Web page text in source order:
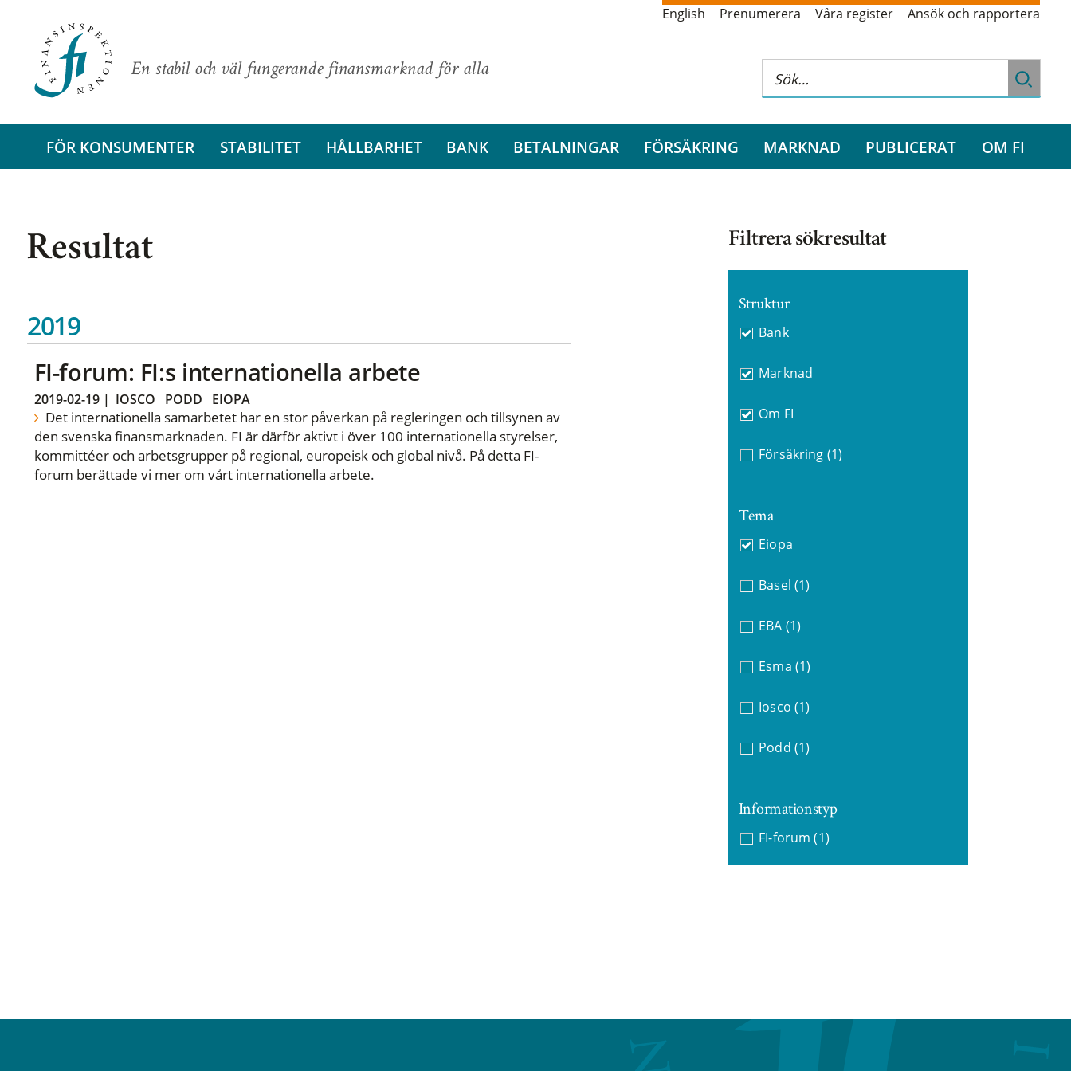
En stabil och väl fungerande finansmarknad för alla
English Prenumerera Våra register Ansök och rapportera
FÖR KONSUMENTER STABILITET HÅLLBARHET BANK BETALNINGAR FÖRSÄKRING MARKNAD PUBLICERAT OM FI
Resultat
2019
FI-forum: FI:s internationella arbete
2019-02-19| IOSCO PODD EIOPA
Det internationella samarbetet har en stor påverkan på regleringen och tillsynen av
den svenska finansmarknaden. FI är därför aktivt i över 100 internationella styrelser,
kommittéer och arbetsgrupper på regional, europeisk och global nivå. På detta FI-
forum berättade vi mer om vårt internationella arbete.
Filtrera sökresultat
Struktur
Bank
Marknad
Om FI
Försäkring (1)
Tema
Eiopa
Basel (1)
EBA (1)
Esma (1)
Iosco (1)
Podd (1)
Informationstyp
FI-forum (1)